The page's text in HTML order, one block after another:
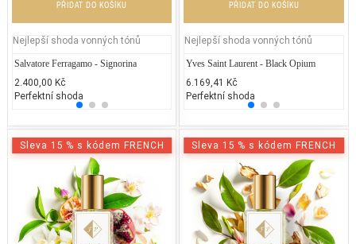
PŘIDAT DO KOŠÍKU
Nejlepší shoda vonných tónů
Salvatore Ferragamo - Signorina
2.400,00 Kč
Perfektní shoda
Lancôme Trésor Midnight Rose
2.900,00 Kč
50% běžných vonných tónů
PŘIDAT DO KOŠÍKU
Nejlepší shoda vonných tónů
Yves Saint Laurent - Black Opium
6.169,41 Kč
Perfektní shoda
Sleva 15 % s kódem FRENCH Sleva 15 % s kódem FRENCH